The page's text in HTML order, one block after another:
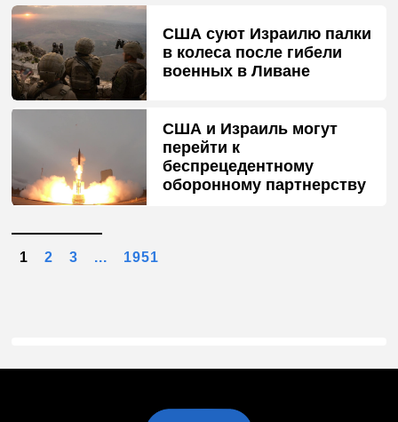
США суют Израилю палки
в колеса после гибели
военных в Ливане
США и Израиль могут
перейти к
беспрецедентному
оборонному партнерству
1 2 3 ... 1951